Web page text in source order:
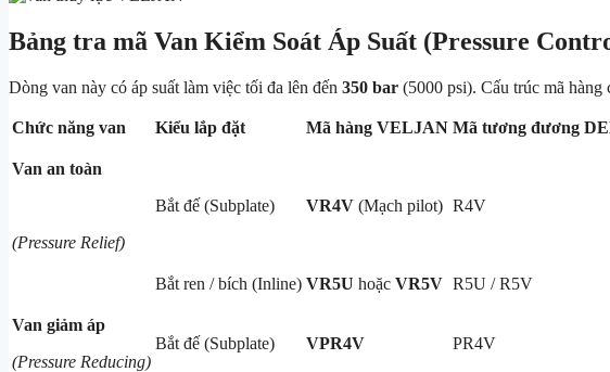
Bảng tra mã Van Kiểm Soát Áp Suất (Pressure
Dòng van này có áp suất làm việc tối đa lên đến 350 bar (5000 psi). Cấu trúc mã
Chức năng van Kiểu lắp đặt Mã hàng VELJAN Mã tương đương
Van an toàn
(Pressure Relief)
Bắt đế (Subplate) VR4V (Mạch pilot) R4V
Bắt ren / bích (Inline) VR5U hoặc VR5V R5U / R5V
Van giảm áp
(Pressure Reducing)
Bắt đế (Subplate) VPR4V PR4V